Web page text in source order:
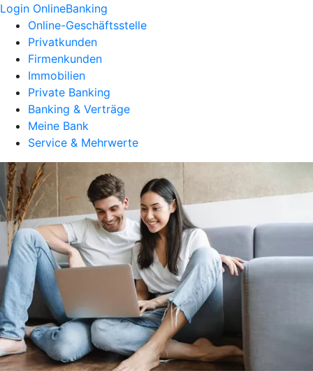
Login OnlineBanking
Online-Geschäftsstelle
Privatkunden
Firmenkunden
Immobilien
Private Banking
Banking & Verträge
Meine Bank
Service & Mehrwerte